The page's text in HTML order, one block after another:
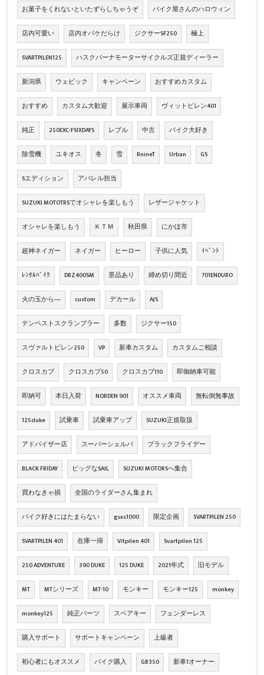
お菓子をくれないといたずらしちゃうぞ バイク屋さんのハロウィン
店内可愛い 店内オバケだらけ ジクサーSF250 極上
SVARTPILEN125 ハスクバーナモーターサイクルズ正規ディーラー
新潟県 ウェビック キャンペーン おすすめカスタム
おすすめ カスタム大歓迎 展示車両 ヴィットピレン401
純正 250EXC-FSIXDAYS レブル 中古 バイク大好き
除雪機 ユキオス 冬 雪 RnineT Urban GS
Sエディション アパレル担当
SUZUKI MOTOTRSでオシャレを楽しもう レザージャケット
オシャレを楽しもう ＫＴＭ 秋田県 にかほ市
超神ネイガー ネイガー ヒーロー 子供に人気 ｲﾍﾞﾝﾄ
ﾚﾝﾀﾙﾊﾞｲｸ DRZ400SM 景品あり 締め切り間近 701ENDURO
火の玉から― custom デカール AJS
テンペストスクランブラー 多数 ジクサー150
スヴァルトピレン250 VP 新車カスタム カスタムご相談
クロスカブ クロスカブ50 クロスカブ110 即御納車可能
即納可 本日入荷 NORDEN 901 オススメ車両 無転倒無事故
125duke 試乗車 試乗車アップ SUZUKI正規取扱
アドバイザー店 スーパーシェルパ ブラックフライデー
BLACK FRIDAY ビッグなSAIL SUZUKI MOTORSへ集合
買わなきゃ損 全国のライダーさん集まれ
バイク好きにはたまらない gsxs1000 限定企画 SVARTPILEN 250
SVARTPILEN 401 在庫一掃 Vitpilen 401 Svartpilen 125
250 ADVENTURE 390 DUKE 125 DUKE 2021年式 旧モデル
MT MTシリーズ MT-10 モンキー モンキー125 monkey
monkey125 純正パーツ スペアキー フェンダーレス
購入サポート サポートキャンペーン 上級者
初心者にもオススメ バイク購入 GB350 新車1オーナー